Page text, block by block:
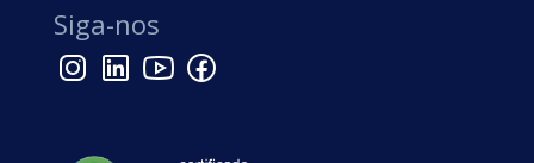
Siga-nos